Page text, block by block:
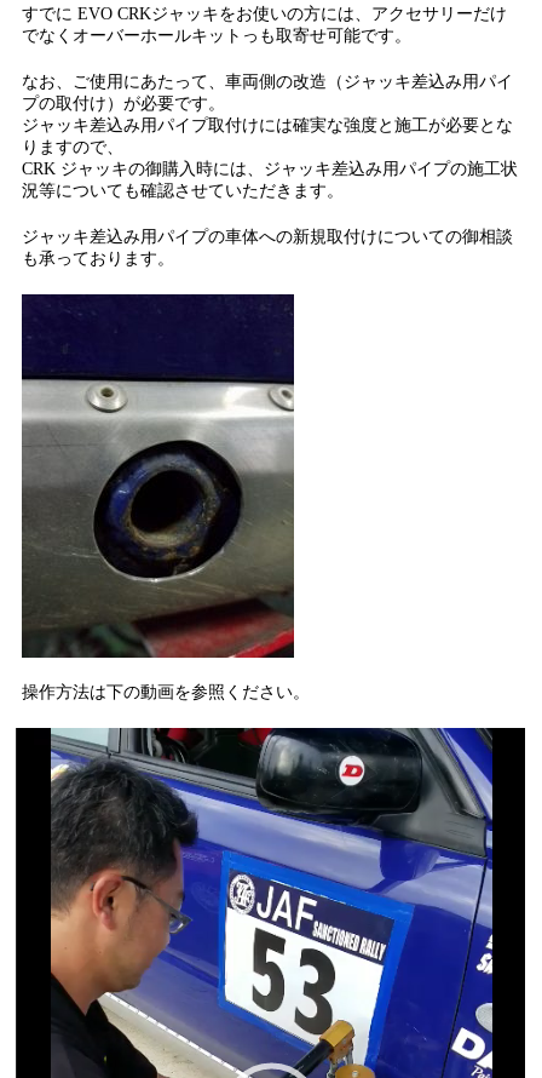
すでに EVO CRKジャッキをお使いの方には、アクセサリーだけ
でなくオーバーホールキットっも取寄せ可能です。
なお、ご使用にあたって、車両側の改造（ジャッキ差込み用パイ
プの取付け）が必要です。
ジャッキ差込み用パイプ取付けには確実な強度と施工が必要とな
りますので、
CRK ジャッキの御購入時には、ジャッキ差込み用パイプの施工状
況等についても確認させていただきます。
ジャッキ差込み用パイプの車体への新規取付けについての御相談
も承っております。
操作方法は下の動画を参照ください。